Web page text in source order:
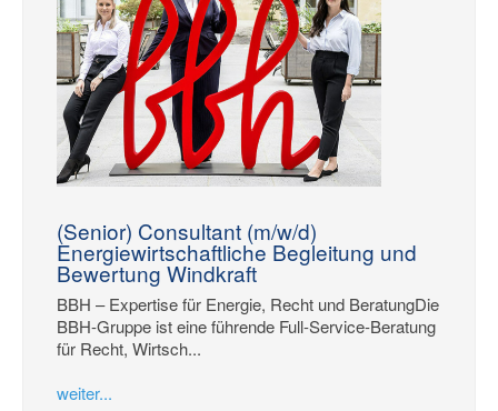
(Senior) Consultant (m/w/d)
Energiewirtschaftliche Begleitung und
Bewertung Windkraft
BBH – Expertise für Energie, Recht und BeratungDie
BBH-Gruppe ist eine führende Full-Service-Beratung
für Recht, Wirtsch...
weiter...